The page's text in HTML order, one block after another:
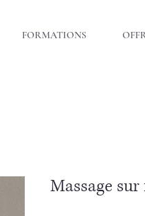
FORMATIONS
Massage sur